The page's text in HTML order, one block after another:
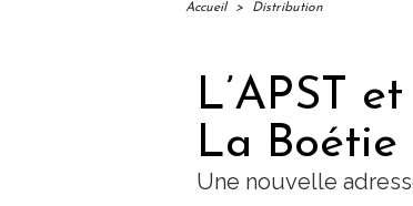
Accueil > Distribution
L’APST
La Boétie
Une nouvelle